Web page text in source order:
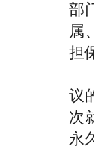
部
属
担
议
次
永